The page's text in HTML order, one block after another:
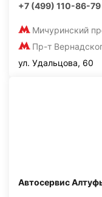
+7 (499) 110-86-79
Мичуринский
Пр-т
ул. Удальцова, 60
Автосервис